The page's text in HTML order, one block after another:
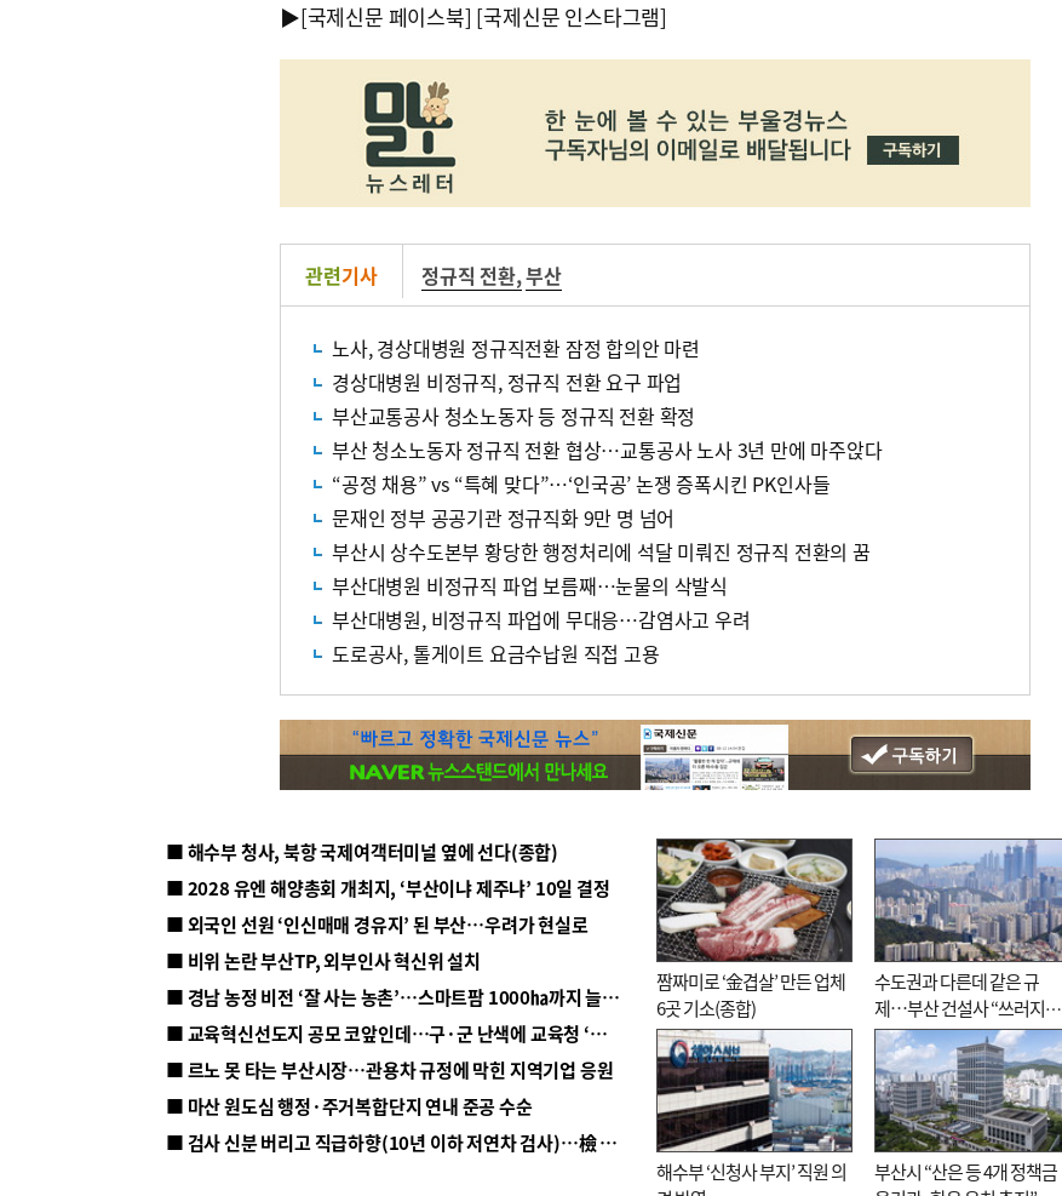
▶[국제신문 페이스북] [국제신문 인스타그램]
관련기사 정규직 전환,부산
노사, 경상대병원 정규직전환 잠정 합의안 마련
경상대병원 비정규직, 정규직 전환 요구 파업
부산교통공사 청소노동자 등 정규직 전환 확정
부산 청소노동자 정규직 전환 협상…교통공사 노사 3년 만에 마주앉다
“공정 채용” vs “특혜 맞다”…‘인국공’ 논쟁 증폭시킨 PK인사들
문재인 정부 공공기관 정규직화 9만 명 넘어
부산시 상수도본부 황당한 행정처리에 석달 미뤄진 정규직 전환의 꿈
부산대병원 비정규직 파업 보름째…눈물의 삭발식
부산대병원, 비정규직 파업에 무대응…감염사고 우려
도로공사, 톨게이트 요금수납원 직접 고용
■ 해수부 청사, 북항 국제여객터미널 옆에 선다(종합)
■ 2028 유엔 해양총회 개최지, ‘부산이냐 제주냐’ 10일 결정
■ 외국인 선원 ‘인신매매 경유지’ 된 부산…우려가 현실로
■ 비위 논란 부산TP, 외부인사 혁신위 설치
■ 경남 농정 비전 ‘잘 사는 농촌’…스마트팜 1000㏊까지 늘린다
■ 교육혁신선도지 공모 코앞인데…구·군 난색에 교육청 ‘쩔쩔’
■ 르노 못 타는 부산시장…관용차 규정에 막힌 지역기업 응원
■ 마산 원도심 행정·주거복합단지 연내 준공 수순
■ 검사 신분 버리고 직급하향(10년 이하 저연차 검사)…檢 중수청행 기피
짬짜미로 ‘金겹살’ 만든 업체
6곳 기소(종합)
수도권과 다른데 같은 규
제…부산 건설사 “쓰러지기
직전”
해수부 ‘신청사 부지’ 직원 의
부산시 “산은 등 4개 정책금